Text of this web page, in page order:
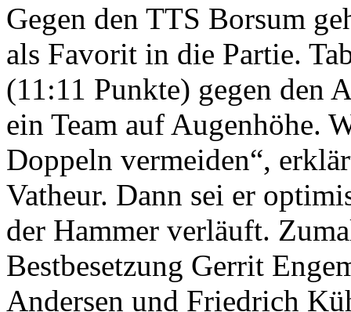
Gegen den TTS Borsum
als Favorit in die Partie.
(11:11 Punkte) gegen den
ein Team auf Augenhöhe.
Doppeln vermeiden“,
Vatheur. Dann sei er
der Hammer verläuft.
Bestbesetzung Gerrit
Andersen und Friedrich